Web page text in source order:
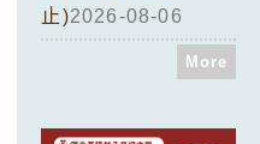
止)2026-08-06
More